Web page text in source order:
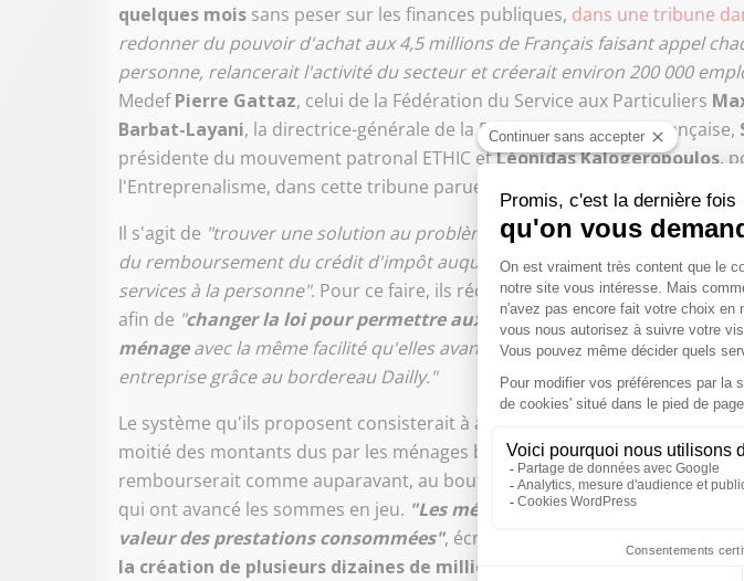
quelques mois sans peser sur les finances publiques, dans une tribune
redonner du pouvoir d'achat aux 4,5 millions de Français faisant appel
personne, relancerait l'activité du secteur et créerait environ 200 000
MedefPierre Gattaz, celui de la Fédération du Service aux Particuliers
Barbat-Layani, la directrice-générale de la Fédération Bancaire Française,
présidente du mouvement patronal ETHIC etLéonidas Kalogeropoulos,
l'Entreprenalisme, dans cette tribune parue dans le Journal du Dimanche
Il s'agit de "trouver une solution au problème de trésorerie des ménages
du remboursement du crédit d'impôt auquel ils ont droit, avancé lors de
services à la personne". Pour ce faire, ils réclament une intervention du
afin de "changer la loi pour permettre aux banques de pouvoir
ménageavec la même facilité qu'elles avancent le montant de factures
entreprise grâce au bordereau Dailly."
Le système qu'ils proposent consisterait à avancer aux professionnels des
moitié des montants dus par les ménages bénéficiaires de leurs
rembourserait comme auparavant, au bout de 12 à 18 mois, non plus les
qui ont avancé les sommes en jeu. "Les ménages n'auront plus à
valeur des prestations consommées", écrivent-ils. Selon les signataires,
la création de plusieurs dizaines de milliers d'emplois en douze mois